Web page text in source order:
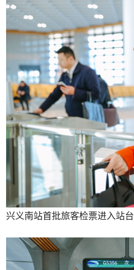
兴义南站首批旅客检票进入站台